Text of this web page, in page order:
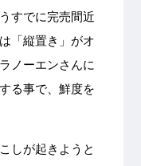
すでに完売間近
「縦置き」がオ
ノーエンさんに
る事で、鮮度を
しが起きようと